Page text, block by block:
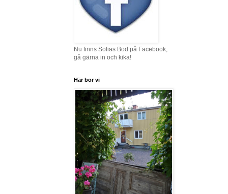
Nu finns Sofias Bod på Facebook,
gå gärna in och kika!
Här bor vi